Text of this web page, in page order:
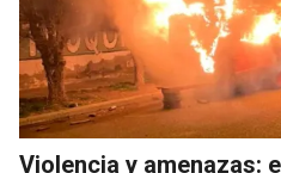
Violencia y amenazas: